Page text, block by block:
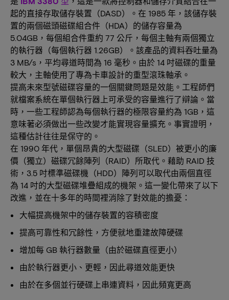
起的直接存取儲存裝置（DASD）。在 1985 年，該儲存裝
置的兩個磁頭磁碟組合件（HDA）的儲存容量為
5.04GB，每個組合件重約 77 公斤，每個主軸有兩個獨立
的執行器（每個執行器 1.26GB）。該產品的資料吞吐量為
3 MB/s，平均尋道時間為 16 毫秒。由於 14 吋磁碟的重量
較大，主軸使用了專為卡車設計的重型滾珠軸承。
提高未來型號磁碟容量的一個關鍵問題是效能。工程師們
就檔案系統在單個執行器上可承受的容量進行了辯論。當
時，一些工程師認為每個執行器的極限容量約為 1GB，這
意味著必須做出一些改變才能實現容量擴充。事實證明，
這種估計往往是保守的。
在 1990 年代，單個昂貴的大型磁碟（SLED）被更小的廉
價（獨立）磁碟冗餘陣列（RAID）所取代。藉助 RAID 技
術，3.5 吋標準磁碟機（HDD）陣列可以取代由兩個直徑
為 14 吋的大型磁碟堆疊組成的機架。這一變化帶來了以下
改進，並在十多年的時間裡消除了對效能的擔憂：
大幅提高機架中的儲存裝置的容積密度
提高可靠性和冗餘性，方便就地重建故障硬碟
增加每 GB 執行器數量（由於磁碟直徑更小）
由於執行器更小、更輕，因此尋道效能更快
由於在多個並行硬碟上串連資料，因此頻寬更高